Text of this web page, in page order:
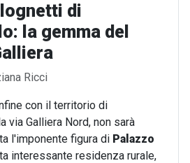
di
la gemma del
Ricci
con il territorio di
via Galliera Nord, non sarà
l'imponente figura di Palazzo
interessante residenza rurale,